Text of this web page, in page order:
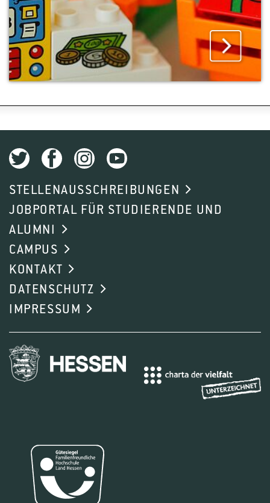
STELLENAUSSCHREIBUNGEN
JOBPORTAL FÜR STUDIERENDE UND
ALUMNI
CAMPUS
KONTAKT
DATENSCHUTZ
IMPRESSUM